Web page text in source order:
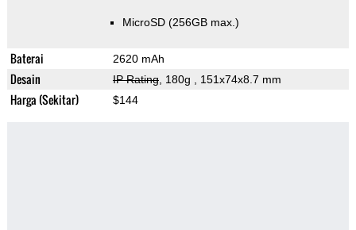
MicroSD (256GB max.)
Baterai 2620 mAh
Desain IP Rating, 180g , 151x74x8.7 mm
Harga (Sekitar) $144